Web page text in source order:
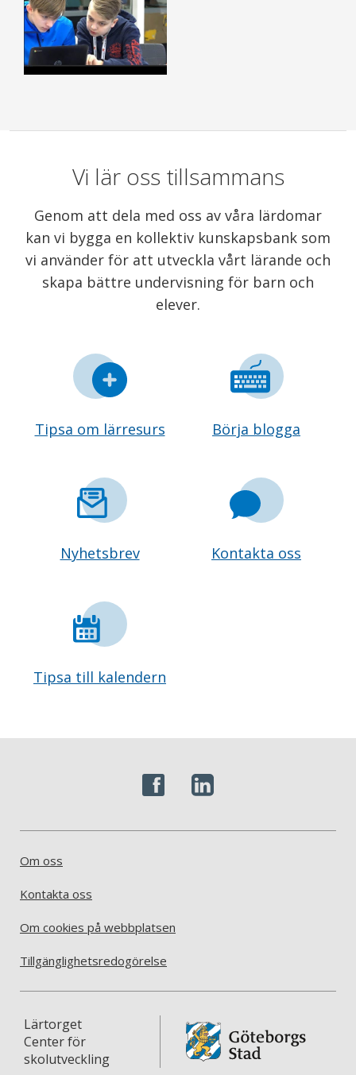
Vi lär oss tillsammans
Genom att dela med oss av våra lärdomar
kan vi bygga en kollektiv kunskapsbank som
vi använder för att utveckla vårt lärande och
skapa bättre undervisning för barn och
elever.
Tipsa om lärresurs Börja blogga
Nyhetsbrev Kontakta oss
Tipsa till kalendern
Om oss
Kontakta oss
Om cookies på webbplatsen
Tillgänglighetsredogörelse
Lärtorget
Center för
skolutveckling